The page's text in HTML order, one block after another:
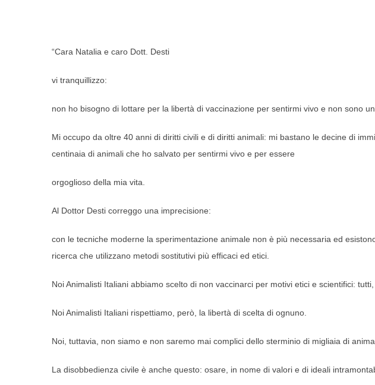
“Cara Natalia e caro Dott. Desti
vi tranquillizzo:
non ho bisogno di lottare per la libertà di vaccinazione per sentirmi vivo e non sono
Mi occupo da oltre 40 anni di diritti civili e di diritti animali: mi bastano le decine di
centinaia di animali che ho salvato per sentirmi vivo e per essere
orgoglioso della mia vita.
Al Dottor Desti correggo una imprecisione:
con le tecniche moderne la sperimentazione animale non è più necessaria ed
ricerca che utilizzano metodi sostitutivi più efficaci ed etici.
Noi Animalisti Italiani abbiamo scelto di non vaccinarci per motivi etici e scientifici:
Noi Animalisti Italiani rispettiamo, però, la libertà di scelta di ognuno.
Noi, tuttavia, non siamo e non saremo mai complici dello sterminio di migliaia di
La disobbedienza civile è anche questo: osare, in nome di valori e di ideali